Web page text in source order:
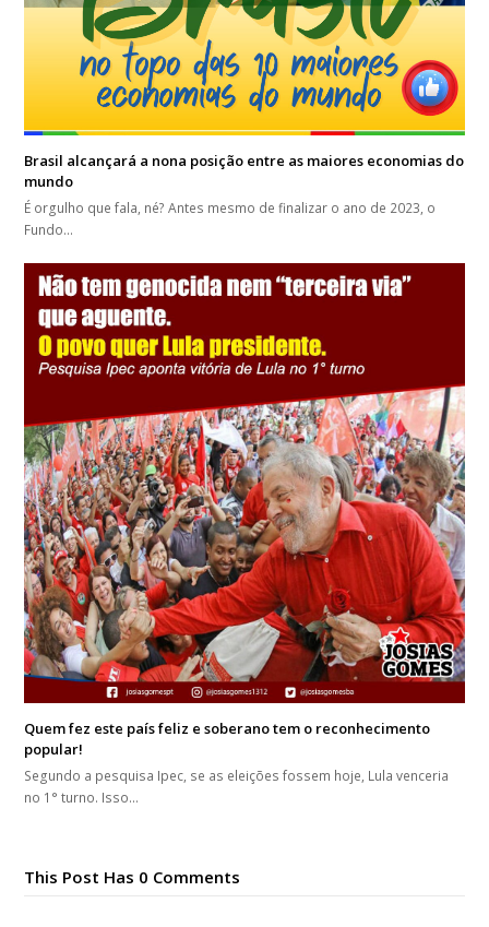
Brasil alcançará a nona posição entre as maiores economias do
mundo
É orgulho que fala, né? Antes mesmo de finalizar o ano de 2023, o
Fundo…
Quem fez este país feliz e soberano tem o reconhecimento
popular!
Segundo a pesquisa Ipec, se as eleições fossem hoje, Lula venceria
no 1° turno. Isso…
This Post Has 0 Comments